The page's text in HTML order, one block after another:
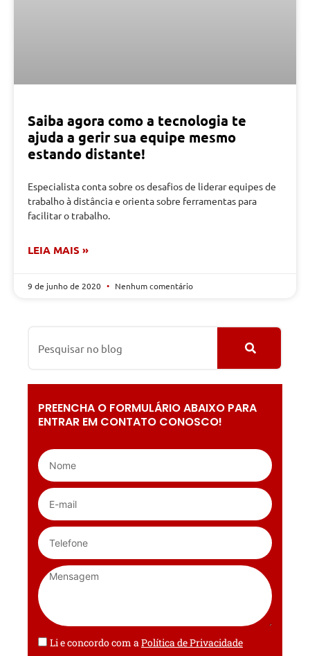
Saiba agora como a tecnologia te
ajuda a gerir sua equipe mesmo
estando distante!
Especialista conta sobre os desafios de liderar equipes de
trabalho à distância e orienta sobre ferramentas para
facilitar o trabalho.
LEIA MAIS »
9 de junho de 2020 Nenhum comentário
PREENCHA O FORMULÁRIO ABAIXO PARA
ENTRAR EM CONTATO CONOSCO!
Li e concordo com aPolítica de Privacidade